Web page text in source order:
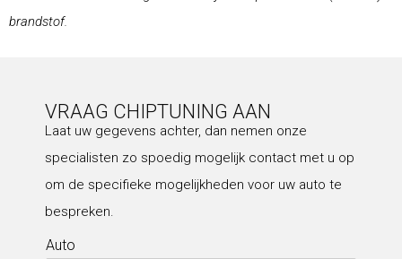
brandstof.
VRAAG CHIPTUNING AAN
Laat uw gegevens achter, dan nemen onze
specialisten zo spoedig mogelijk contact met u op
om de specifieke mogelijkheden voor uw auto te
bespreken.
Auto